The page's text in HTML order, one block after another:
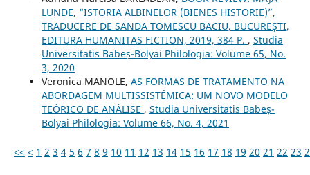
LUNDE, “ISTORIA ALBINELOR (BIENES HISTORIE)”,
TRADUCERE DE SANDA TOMESCU BACIU, BUCUREȘTI,
EDITURA HUMANITAS FICTION, 2019, 384 P. , Studia
Universitatis Babeș-Bolyai Philologia: Volume 65, No.
3, 2020
Veronica MANOLE, AS FORMAS DE TRATAMENTO NA
ABORDAGEM MULTISSISTÉMICA: UM NOVO MODELO
TEÓRICO DE ANÁLISE , Studia Universitatis Babeș-
Bolyai Philologia: Volume 66, No. 4, 2021
<< < 1 2 3 4 5 6 7 8 9 10 11 12 13 14 15 16 17 18 19 20 21 22 23